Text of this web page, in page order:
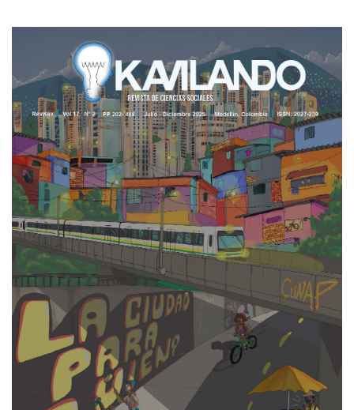
Imagen de portada